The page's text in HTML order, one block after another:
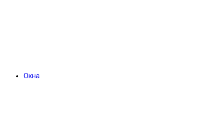
Окна